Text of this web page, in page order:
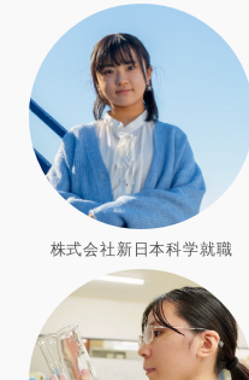
株式会社新日本科学就職